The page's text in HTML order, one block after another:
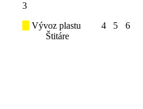
3
Vývoz plastu
Štitáre
4 5 6